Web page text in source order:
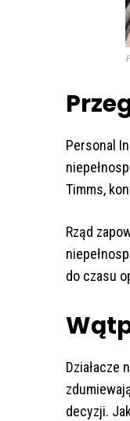
Personal
Timms,
Rząd
do czasu
Działacze
decyzji.